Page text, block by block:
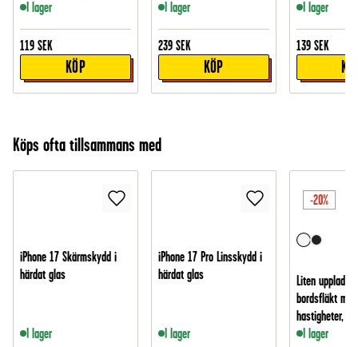
I lager
119 SEK
KÖP
I lager
239 SEK
KÖP
I lager
139 SEK
Köps ofta tillsammans med
iPhone 17 Skärmskydd i
härdat glas
I lager
iPhone 17 Pro Linsskydd i
härdat glas
I lager
-20%
Liten
bordsfläkt
hastigheter, Vit
I lager